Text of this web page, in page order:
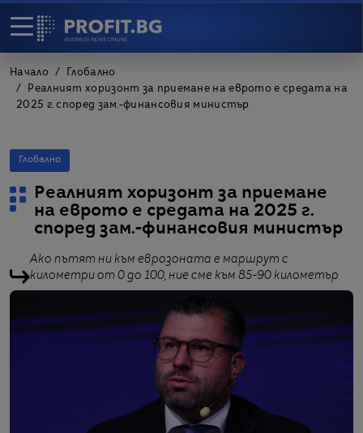
Начало
Глобално
Реалният хоризонт за приемане на еврото е средата на
2025 г. според зам.-финансовия министър
Глобално
Реалният хоризонт за приемане
на еврото е средата на 2025 г.
според зам.-финансовия министър
Ако пътят ни към еврозоната е маршрут с
километри от 0 до 100, ние сме към 85-90 километър